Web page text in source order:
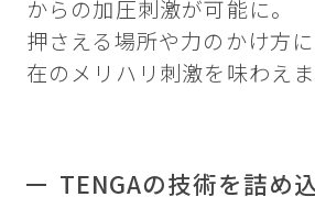
からの加圧刺激が可能に。
押さえる場所や力のかけ方
在のメリハリ刺激を味わえま
TENGAの技術を詰め